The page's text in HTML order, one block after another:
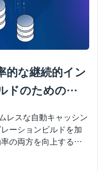
的な継続的イン
ドのための
レスな自動キャッシン
ーションビルドを加
の両方を向上する方
インにおけるキャッ